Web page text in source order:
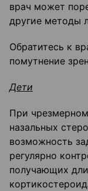
врач может
другие методы
Обратитесь к
помутнение
Дети
При
назальных
возможность
регулярно
получающих